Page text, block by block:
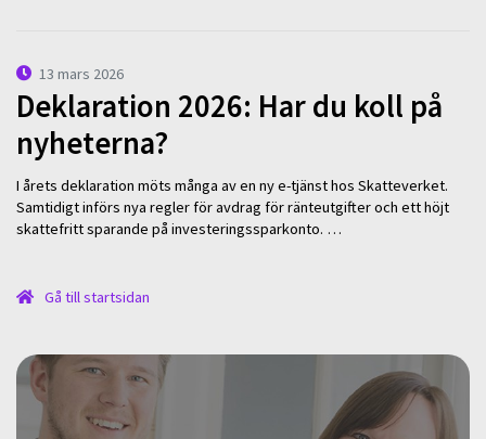
13 mars 2026
Deklaration 2026: Har du koll på
nyheterna?
I årets deklaration möts många av en ny e-tjänst hos Skatteverket.
Samtidigt införs nya regler för avdrag för ränteutgifter och ett höjt
skattefritt sparande på investeringssparkonto. …
Gå till startsidan